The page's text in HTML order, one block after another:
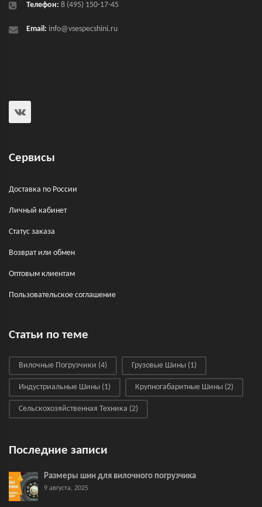
Телефон: 8 (495) 150-17-45
Email: info@vsespecshini.ru
Сервисы
Доставка по России
Личный кабинет
Статус заказа
Возврат или обмен
Оптовым клиентам
Пользовательское соглашение
Статьи по теме
Вилочные Погрузчики (4) Грузовые Шины (1)
Индустриальные Шины (1) Крупногабаритные Шины (2)
Сельскохозяйственная Техника (2)
Последние записи
Размеры шин для вилочного погрузчика
9 августа, 2025